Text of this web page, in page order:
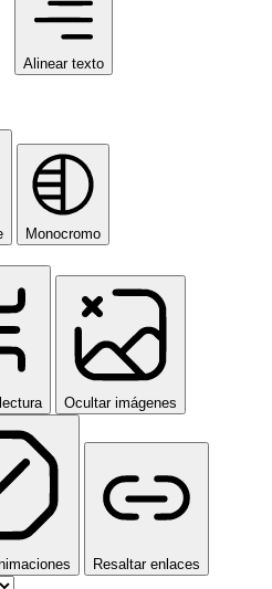
Alinear texto
Monocromo
Ocultar imágenes
Resaltar enlaces